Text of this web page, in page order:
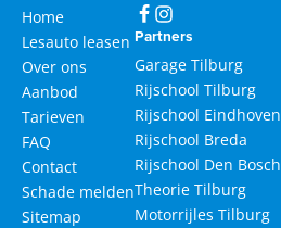
Home
Lesauto leasen
Over ons
Aanbod
Tarieven
FAQ
Contact
Schade melden
Sitemap
Partners
Garage Tilburg
Rijschool Tilburg
Rijschool Eindhoven
Rijschool Breda
Rijschool Den Bosch
Theorie Tilburg
Motorrijles Tilburg